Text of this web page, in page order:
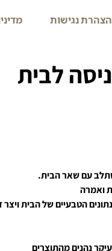
הצהרת נגישות
לבית
עם שאר הבית.
ואמרה
הטבעיים של הבית ויצר
נהנים מהתוצרים